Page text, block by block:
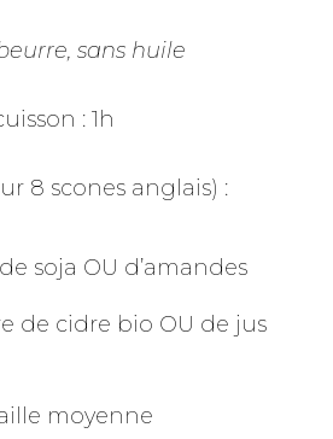
sans huile
: 1h
8 scones anglais) :
soja OU d’amandes
de cidre bio OU de jus
moyenne